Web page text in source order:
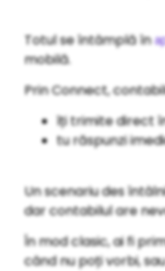
Totul se întâmplă în
mobilă.
Prin Connect,
îți trimite direct
tu răspunzi
Un scenariu des
dar contabilul are
În mod clasic, ai fi
când nu poți vorbi,